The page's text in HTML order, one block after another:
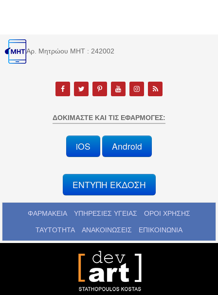
Αρ. Μητρώου MHT : 242002
ΔΟΚΙΜΆΣΤΕ ΚΑΙ ΤΙΣ ΕΦΑΡΜΟΓΈΣ:
iOS Android
ΕΝΤΥΠΗ ΕΚΔΟΣΗ
ΦΑΡΜΑΚΕΙΑ ΥΠΗΡΕΣΙΕΣ ΥΓΕΙΑΣ ΟΡΟΙ ΧΡΗΣΗΣ
ΤΑΥΤΟΤΗΤΑ ΑΝΑΚΟΙΝΩΣΕΙΣ ΕΠΙΚΟΙΝΩΝΙΑ